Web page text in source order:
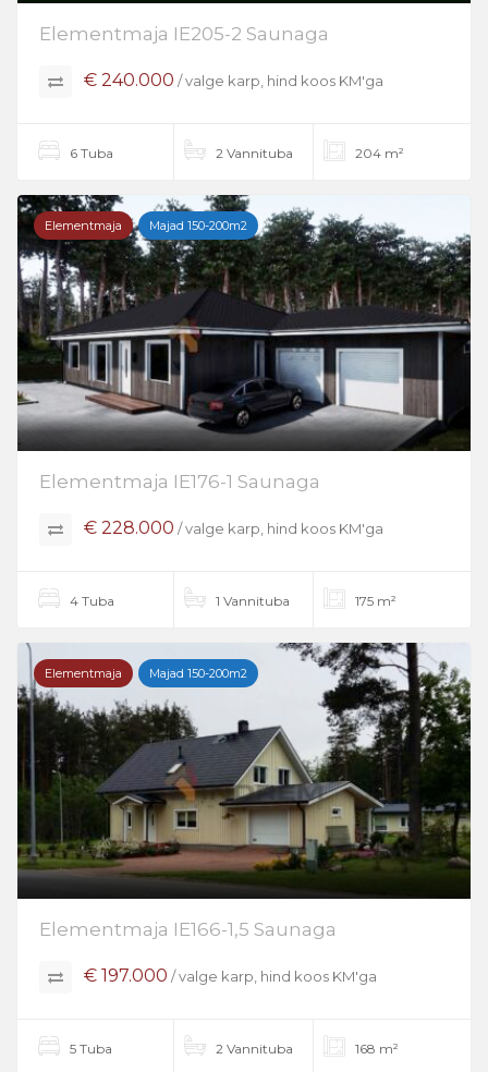
Elementmaja IE205-2 Saunaga
€ 240.000 / valge karp, hind koos KM'ga
6 Tuba 2 Vannituba 204 m²
Elementmaja Majad 150-200m2
Elementmaja IE176-1 Saunaga
€ 228.000 / valge karp, hind koos KM'ga
4 Tuba 1 Vannituba 175 m²
Elementmaja Majad 150-200m2
Elementmaja IE166-1,5 Saunaga
€ 197.000 / valge karp, hind koos KM'ga
5 Tuba 2 Vannituba 168 m²